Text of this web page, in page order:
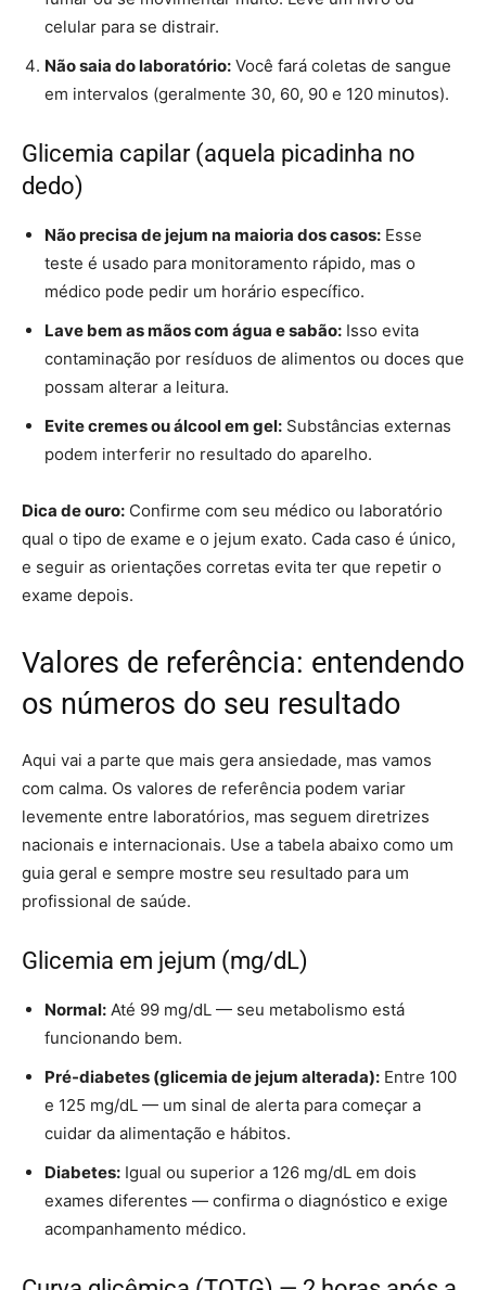
celular para se distrair.
Não saia do laboratório: Você fará coletas de sangue
em intervalos (geralmente 30, 60, 90 e 120 minutos).
Glicemia capilar (aquela picadinha no
dedo)
Não precisa de jejum na maioria dos casos: Esse
teste é usado para monitoramento rápido, mas o
médico pode pedir um horário específico.
Lave bem as mãos com água e sabão: Isso evita
contaminação por resíduos de alimentos ou doces que
possam alterar a leitura.
Evite cremes ou álcool em gel: Substâncias externas
podem interferir no resultado do aparelho.
Dica de ouro: Confirme com seu médico ou laboratório
qual o tipo de exame e o jejum exato. Cada caso é único,
e seguir as orientações corretas evita ter que repetir o
exame depois.
Valores de referência: entendendo
os números do seu resultado
Aqui vai a parte que mais gera ansiedade, mas vamos
com calma. Os valores de referência podem variar
levemente entre laboratórios, mas seguem diretrizes
nacionais e internacionais. Use a tabela abaixo como um
guia geral e sempre mostre seu resultado para um
profissional de saúde.
Glicemia em jejum (mg/dL)
Normal: Até 99 mg/dL — seu metabolismo está
funcionando bem.
Pré-diabetes (glicemia de jejum alterada): Entre 100
e 125 mg/dL — um sinal de alerta para começar a
cuidar da alimentação e hábitos.
Diabetes: Igual ou superior a 126 mg/dL em dois
exames diferentes — confirma o diagnóstico e exige
acompanhamento médico.